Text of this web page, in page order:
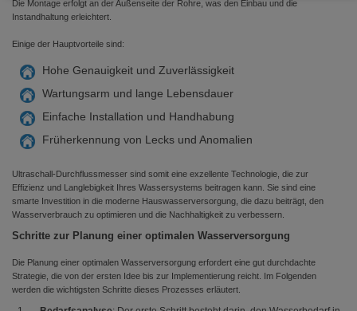
Die Montage erfolgt an der Außenseite der Rohre, was den Einbau und die
Instandhaltung erleichtert.
Einige der Hauptvorteile sind:
Hohe Genauigkeit und Zuverlässigkeit
Wartungsarm und lange Lebensdauer
Einfache Installation und Handhabung
Früherkennung von Lecks und Anomalien
Ultraschall-Durchflussmesser sind somit eine exzellente Technologie, die zur
Effizienz und Langlebigkeit Ihres Wassersystems beitragen kann. Sie sind eine
smarte Investition in die moderne Hauswasserversorgung, die dazu beiträgt, den
Wasserverbrauch zu optimieren und die Nachhaltigkeit zu verbessern.
Schritte zur Planung einer optimalen Wasserversorgung
Die Planung einer optimalen Wasserversorgung erfordert eine gut durchdachte
Strategie, die von der ersten Idee bis zur Implementierung reicht. Im Folgenden
werden die wichtigsten Schritte dieses Prozesses erläutert.